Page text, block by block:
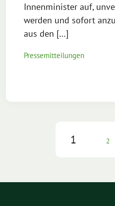
Innenminister auf,
werden und sofort
aus den […]
Pressemitteilungen
1 2